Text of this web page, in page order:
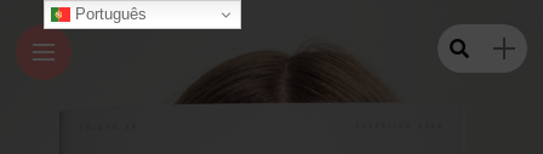
Português